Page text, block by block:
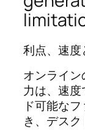
利点、速度
オンライン
力は、速
ド可能な
き、デス